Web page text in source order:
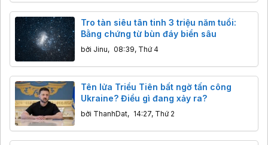
Tro tàn siêu tân tinh 3 triệu năm tuổi:
Bằng chứng từ bùn đáy biển sâu
bởi Jinu, 08:39, Thứ 4
Tên lửa Triều Tiên bất ngờ tấn công
Ukraine? Điều gì đang xảy ra?
bởi ThanhDat, 14:27, Thứ 2